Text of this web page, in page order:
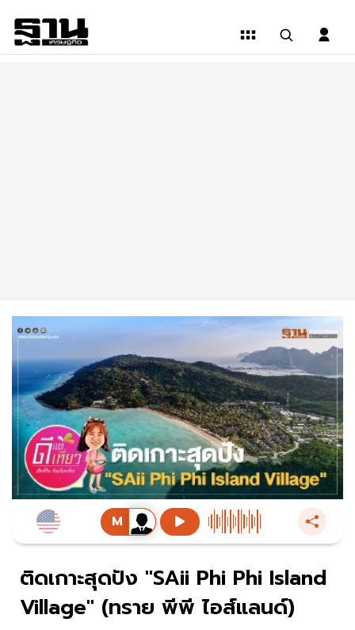
ติดเกาะสุดปัง "SAii Phi Phi Island
Village" (ทราย พีพี ไอส์แลนด์)